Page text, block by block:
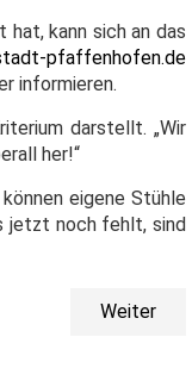
kann sich an das
pfaffenhofen.de
informieren.
darstellt. „Wir
her!“
eigene Stühle
jetzt noch fehlt, sind
Weiter